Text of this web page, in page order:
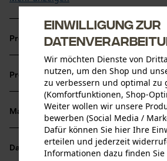
Produktvorteile
Geruchsneutral bei starkem
schnell
Merino Shirt wirkt
Longsleeve Merino Unterwäsche
der Haut an, kein Kratzen auf der
Produktinformationen
Produktdetails
Ärmeltyp
Langarm
Material & Pflege
Material
Datenblätter
Einwilligung zur
Wir möchten Dienste von
nutzen, um den Shop und
zu verbessern und optimal zu
(Komfortfunktionen, Shop-
Weiter wollen wir unsere
bewerben (Social Media /
Dafür können Sie hier Ihre
erteilen und jederzeit
Informationen dazu finden